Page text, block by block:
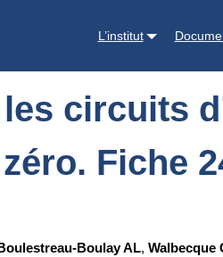
L’institut
circuits
Fiche
Boulay AL, Walbecque